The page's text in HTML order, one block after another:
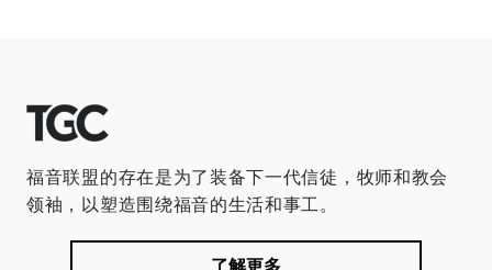
福音联盟的存在是为了装备下一代信徒，牧师和教会
领袖，以塑造围绕福音的生活和事工。